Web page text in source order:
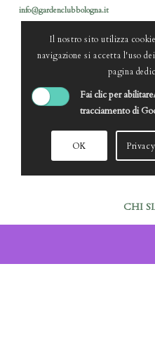
info@gardenclubbologna.it
CHI
Il nostro sito utilizza
navigazione si accetta l'uso
pagina
Fai clic per
tracciamento di
OK